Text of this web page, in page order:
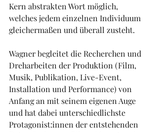
Kern abstrakten Wort möglich,
welches jedem einzelnen Individuum
gleichermaßen und überall zusteht.
Wagner begleitet die Recherchen und
Dreharbeiten der Produktion (Film,
Musik, Publikation, Live-Event,
Installation und Performance) von
Anfang an mit seinem eigenen Auge
und hat dabei unterschiedlichste
Protagonist:innen der entstehenden